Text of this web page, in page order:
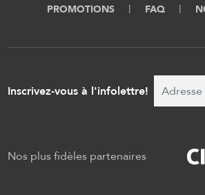
PROMOTIONS FAQ
Inscrivez-vous à l'infolettre!
Nos plus fidèles partenaires